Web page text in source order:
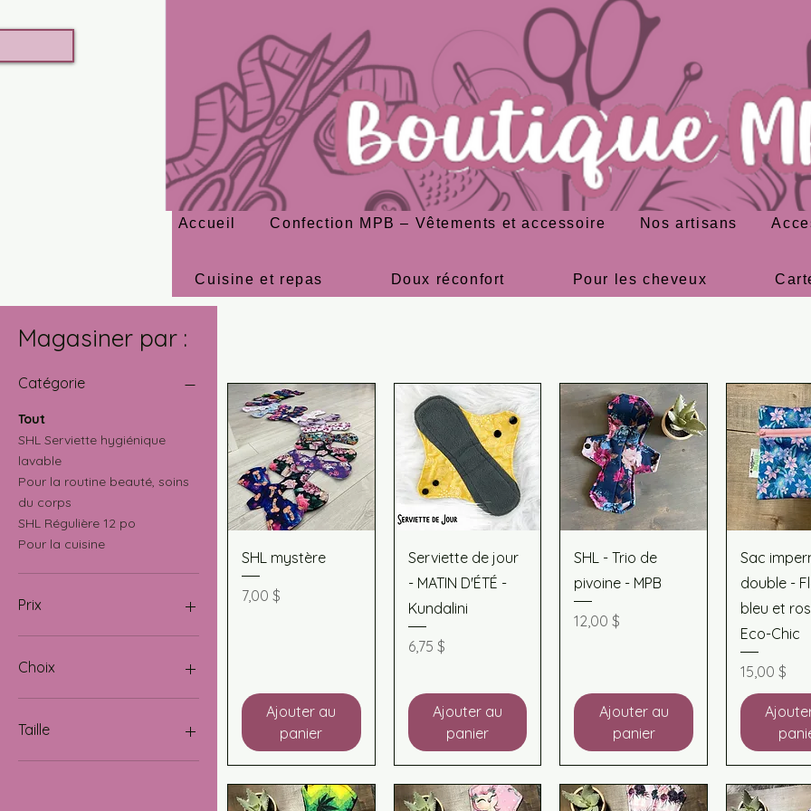
Accueil Confection MPB – Vêtements et accessoire Nos artisans
Cuisine et repas Doux réconfort Pour les cheveux
Magasiner par :
Catégorie
Tout
SHL Serviette hygiénique
lavable
Pour la routine beauté, soins
du corps
SHL Régulière 12 po
Pour la cuisine
Prix
Choix
Maxi 14po
Maxi 16po
Régulière 12po
Taille
9po
Aperçu rapide
SHL mystère
Prix
7,00 $
Ajouter au
panier
Aperçu rapide
Serviette de jour
- MATIN D'ÉTÉ -
Kundalini
Prix
6,75 $
Ajouter au
panier
Aperçu rapide
SHL - Trio de
pivoine - MPB
Prix
12,00 $
Ajouter au
panier
Aperçu
Sac
double -
bleu et
Eco-Chic
Prix
15,00 $